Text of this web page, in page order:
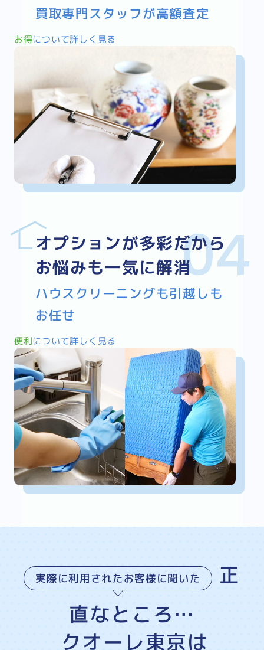
買取専門スタッフが高額査定
お得について詳しく見る
オプションが多彩だから
お悩みも一気に解消
ハウスクリーニングも引越しも
お任せ
便利について詳しく見る
実際に利用されたお客様に聞いた
正
直なところ…
クオーレ東京は